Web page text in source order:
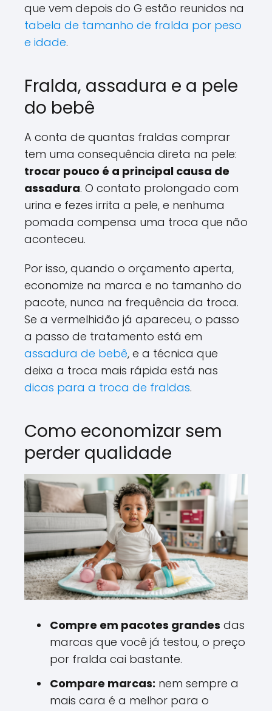
que vem depois do G estão reunidos na
tabela de tamanho de fralda por peso
e idade.
Fralda, assadura e a pele
do bebê
A conta de quantas fraldas comprar
tem uma consequência direta na pele:
trocar pouco é a principal causa de
assadura. O contato prolongado com
urina e fezes irrita a pele, e nenhuma
pomada compensa uma troca que não
aconteceu.
Por isso, quando o orçamento aperta,
economize na marca e no tamanho do
pacote, nunca na frequência da troca.
Se a vermelhidão já apareceu, o passo
a passo de tratamento está em
assadura de bebê, e a técnica que
deixa a troca mais rápida está nas
dicas para a troca de fraldas.
Como economizar sem
perder qualidade
Compre em pacotes grandes das
marcas que você já testou, o preço
por fralda cai bastante.
Compare marcas: nem sempre a
mais cara é a melhor para o